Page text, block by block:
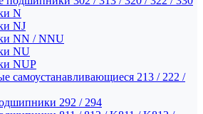
N
NJ
NN / NNU
NU
NUP
самоустанавливающиеся 213 / 222 /
292 / 294